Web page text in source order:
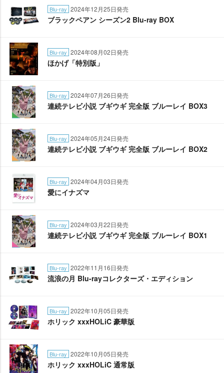
Blu-ray 2024年12月25日発売
ブラックペアン シーズン2 Blu-ray BOX
Blu-ray 2024年08月02日発売
ほかげ「特別版」
Blu-ray 2024年07月26日発売
連続テレビ小説 ブギウギ 完全版 ブルーレイ BOX3
Blu-ray 2024年05月24日発売
連続テレビ小説 ブギウギ 完全版 ブルーレイ BOX2
Blu-ray 2024年04月03日発売
愛にイナズマ
Blu-ray 2024年03月22日発売
連続テレビ小説 ブギウギ 完全版 ブルーレイ BOX1
Blu-ray 2022年11月16日発売
流浪の月 Blu-rayコレクターズ・エディション
Blu-ray 2022年10月05日発売
ホリック xxxHOLiC 豪華版
Blu-ray 2022年10月05日発売
ホリック xxxHOLiC 通常版